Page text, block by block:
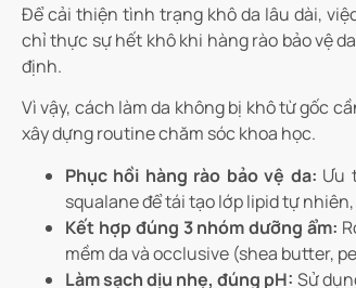
Để cải thiện tình trạng khô da lâu dài,
chỉ thực sự hết khô khi hàng rào bảo vệ
định.
Vì vậy, cách làm da không bị khô từ gốc
xây dựng routine chăm sóc khoa học.
Phục hồi hàng rào bảo vệ da: Ưu
squalane để tái tạo lớp lipid tự
Kết hợp đúng 3 nhóm dưỡng ẩm:
mềm da và occlusive (shea butter,
Làm sạch dịu nhẹ, đúng pH: Sử